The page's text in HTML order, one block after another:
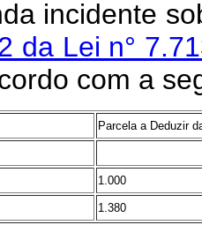
incidente
da Lei n°
com a
Parcela a Deduzir
1.000
1.380